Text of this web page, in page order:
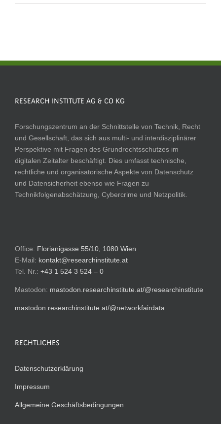
RESEARCH INSTITUTE AG & CO KG
Forschungszentrum an der Schnittstelle von Technik, Recht
und Gesellschaft, das sich aus multi- und interdisziplinärer
Perspektive mit Fragen des Grundrechtsschutzes im
digitalen Zeitalter beschäftigt. Dies umfasst technische,
rechtliche und organisatorische Aspekte von Datenschutz
und Datensicherheit ebenso wie Fragen zu
Technikfolgenabschätzung, Cybercrime und Netzpolitik.
Office: Florianigasse 55/10, 1080 Wien
E-Mail: kontakt@researchinstitute.at
Tel. Nr.: +43 1 524 3 524 – 0
Mastodon: mastodon.researchinstitute.at/@researchinstitute
mastodon.researchinstitute.at/@networkfairdata
RECHTLICHES
Datenschutzerklärung
Impressum
Allgemeine Geschäftsbedingungen